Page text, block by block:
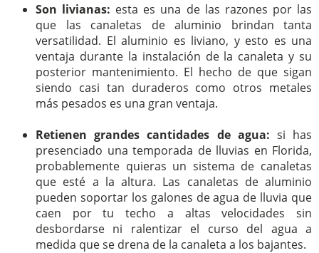
Son livianas: esta es una de las razones por las
que las canaletas de aluminio brindan tanta
versatilidad. El aluminio es liviano, y esto es una
ventaja durante la instalación de la canaleta y su
posterior mantenimiento. El hecho de que sigan
siendo casi tan duraderos como otros metales
más pesados es una gran ventaja.
Retienen grandes cantidades de agua: si has
presenciado una temporada de lluvias en Florida,
probablemente quieras un sistema de canaletas
que esté a la altura. Las canaletas de aluminio
pueden soportar los galones de agua de lluvia que
caen por tu techo a altas velocidades sin
desbordarse ni ralentizar el curso del agua a
medida que se drena de la canaleta a los bajantes.